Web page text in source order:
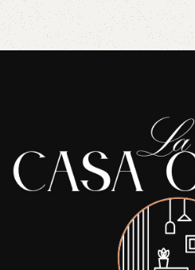
Read More